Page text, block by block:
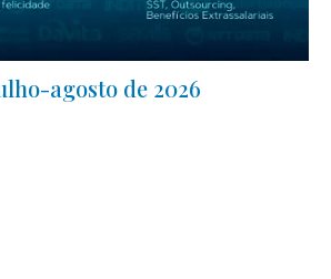
agosto de 2026